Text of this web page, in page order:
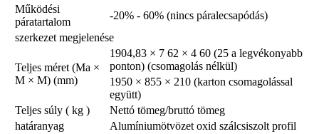
Működési
páratartalom
-20% - 60% (nincs páralecsapódás)
szerkezet megjelenése
Teljes méret (Ma ×
M × M) (mm)
1904,83 × 7 62 × 4 60 (25 a legvékonyabb
ponton) (csomagolás nélkül)
1950 × 855 × 210 (karton csomagolással
együtt)
Teljes súly ( kg )
Nettó tömeg/bruttó tömeg
határanyag
Alumíniumötvözet oxid szálcsiszolt profil